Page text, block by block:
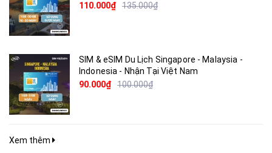
110.000₫ 135.000₫
SIM & eSIM Du Lịch Singapore - Malaysia -
Indonesia - Nhận Tại Việt Nam
90.000₫ 100.000₫
Xem thêm